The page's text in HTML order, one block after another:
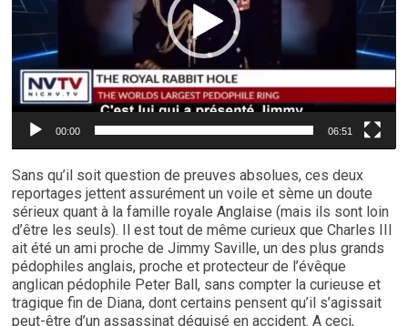
00:00 06:51
Sans qu’il soit question de preuves absolues, ces deux
reportages jettent assurément un voile et sème un doute
sérieux quant à la famille royale Anglaise (mais ils sont loin
d’être les seuls). Il est tout de même curieux que Charles III
ait été un ami proche de Jimmy Saville, un des plus grands
pédophiles anglais, proche et protecteur de l’évêque
anglican pédophile Peter Ball, sans compter la curieuse et
tragique fin de Diana, dont certains pensent qu’il s’agissait
peut-être d’un assassinat déguisé en accident. A ceci,